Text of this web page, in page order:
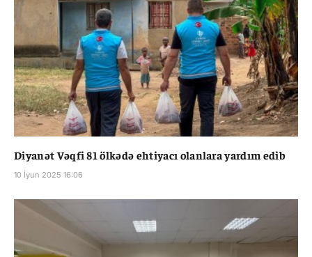
Diyanət Vəqfi 81 ölkədə ehtiyacı olanlara yardım edib
10 İyun 2025 16:06